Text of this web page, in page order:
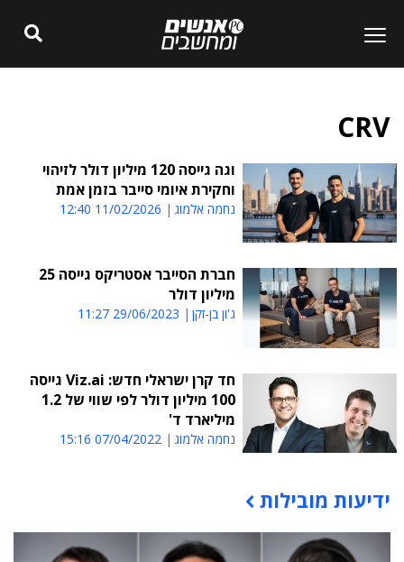
CRV
וגה גייסה 120 מיליון דולר לזיהוי
וחקירת איומי סייבר בזמן אמת
נחמה אלמוג 11/02/2026 12:40
חברת הסייבר אסטריקס גייסה 25
מיליון דולר
ג'ון בן-זקן 29/06/2023 11:27
חד קרן ישראלי חדש: Viz.ai גייסה
100 מיליון דולר לפי שווי של 1.2
מיליארד ד'
נחמה אלמוג 07/04/2022 15:16
תוכן פרסומי
ידיעות מובילות